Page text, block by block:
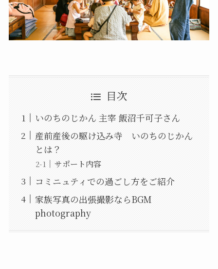
目次
いのちのじかん 主宰 飯沼千可子さん
産前産後の駆け込み寺 いのちのじかん
とは？
サポート内容
コミニュティでの過ごし方をご紹介
家族写真の出張撮影ならBGM
photography